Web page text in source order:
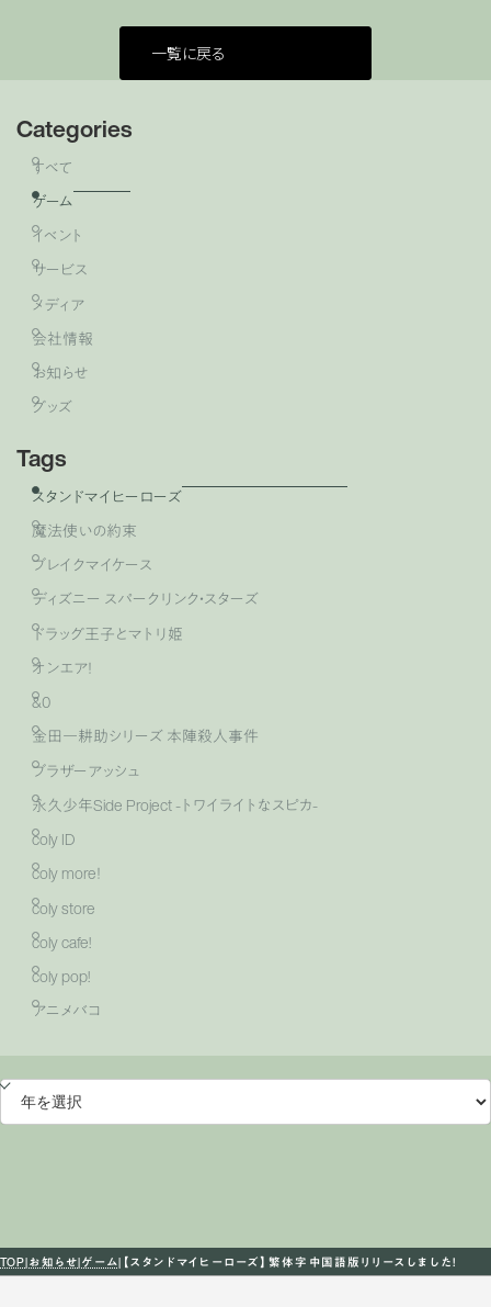
TOP お知らせ ゲーム 【スタンドマイヒーローズ】繁体字中国語版リリースしました！
Categories
すべて
ゲーム
イベント
サービス
メディア
会社情報
お知らせ
グッズ
Tags
スタンドマイヒーローズ
魔法使いの約束
ブレイクマイケース
ディズニー スパークリンク・スターズ
ドラッグ王子とマトリ姫
オンエア！
&0
金田一耕助シリーズ 本陣殺人事件
ブラザーアッシュ
永久少年Side Project -トワイライトなスピカ-
coly ID
coly more！
coly store
coly cafe!
coly pop!
アニメバコ
一覧に戻る